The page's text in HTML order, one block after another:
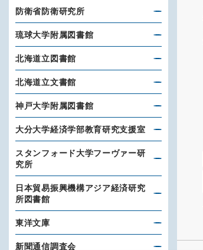
防衛省防衛研究所
琉球大学附属図書館
北海道立図書館
北海道立文書館
神戸大学附属図書館
大分大学経済学部教育研究支援室
スタンフォード大学フーヴァー研
究所
日本貿易振興機構アジア経済研究
所図書館
東洋文庫
新聞通信調査会